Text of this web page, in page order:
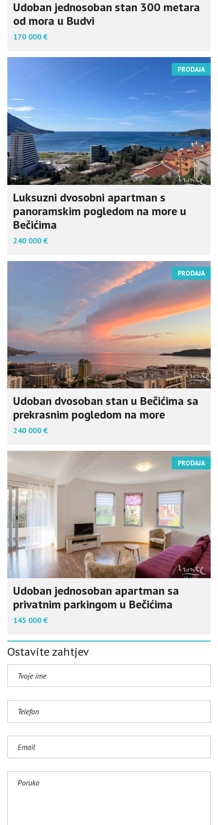
Udoban jednosoban stan 300 metara
od mora u Budvi
170 000 €
PRODAJA
Luksuzni dvosobni apartman s
panoramskim pogledom na more u
Bečićima
240 000 €
PRODAJA
Udoban dvosoban stan u Bečićima sa
prekrasnim pogledom na more
240 000 €
PRODAJA
Udoban jednosoban apartman sa
privatnim parkingom u Bečićima
145 000 €
Ostavite zahtjev